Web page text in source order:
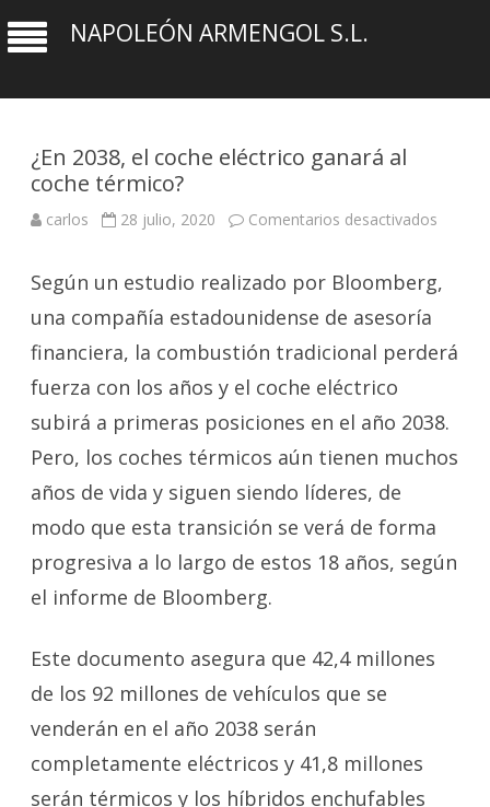
NAPOLEÓN ARMENGOL S.L.
¿En 2038, el coche eléctrico ganará al
coche térmico?
carlos 28 julio, 2020 Comentarios desactivados
coche
Según un estudio realizado por Bloomberg,
una compañía estadounidense de asesoría
financiera, la combustión tradicional perderá
fuerza con los años y el coche eléctrico
subirá a primeras posiciones en el año 2038.
Pero, los coches térmicos aún tienen muchos
años de vida y siguen siendo líderes, de
modo que esta transición se verá de forma
progresiva a lo largo de estos 18 años, según
el informe de Bloomberg.
Este documento asegura que 42,4 millones
de los 92 millones de vehículos que se
venderán en el año 2038 serán
completamente eléctricos y 41,8 millones
serán térmicos y los híbridos enchufables